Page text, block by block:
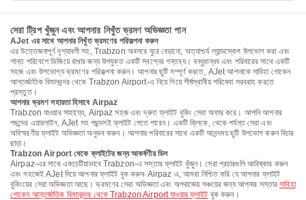
সেরা ট্রিপ খুঁজুন এবং আপনার নিখুঁত ভ্রমণ অভিজ্ঞতা পান
AJet এর সাথে আপনার নিখুঁত ভ্রমণের পরিকল্পনা করুন
এর উত্তেজনাপূর্ণ দৃশ্যাবলী সহ, Trabzon অবসরে ঘুরে বেড়ানো, অত্যাশ্চর্য ল্যান্ডস্কেপ উপভোগ করা এবং
শান্ত পরিবেশে ভিজিয়ে রাখার জন্য উপযুক্ত একটি স্বপ্নের গন্তব্য। বন্ধুবান্ধব এবং পরিবারের সাথে একটি
সহজ এবং উপভোগ্য ভ্রমণের পরিকল্পনা করুন। আপনার ছুটি সম্পূর্ণ করতে, AJet আপনাকে সাবিহা গোকেন
আন্তর্জাতিক বিমানবন্দর থেকে Trabzon Airport-এ নিয়ে গিয়ে শীর্ষস্থানীয় পরিষেবা সরবরাহ করতে
প্রস্তুত।
আপনার ভ্রমণ সহায়তা হিসাবে Airpaz
Trabzon যাওয়ার সাহায্যে, Airpaz সহজ এবং দ্রুত ফ্লাইট বুকিং সেবা অফার করে। আপনি আপনার
পছন্দের এয়ারলাইন, AJet সহ পছন্দসই ফ্লাইট পেতে পারেন। একটি ক্লিকে, থেকে পর্যন্ত সেরা এবং
অবিস্মরণীয় ফ্লাইট অভিজ্ঞতা অনুভব করুন। আপনার পরিবারের সাথে একটি আনন্দময় ছুটি উপভোগ করুন বিচার
ছাড়া।
Trabzon Airport থেকে ফ্লাইটের জন্য আকর্ষণীয় ডিল
Airpaz-এর সাথে একচেটিয়াভাবে Trabzon-এ সস্তার ফ্লাইট খুঁজুন। সেরা প্রচারগুলি আবিষ্কার করুন
এবং সহজেই AJet দিয়ে আপনার ফ্লাইট বুক করুন৷ Airpaz এ, আমরা নিশ্চিত করি যে আপনার ফ্লাইট
বুকিংয়ের সেরা অভিজ্ঞতা আছে। ভ্রমণের সেরা অভিজ্ঞতা এবং অপরাজেয় সঞ্চয়ের জন্য আপনার সস্তারসাবিহা
গোকেন আন্তর্জাতিক বিমানবন্দর থেকে Trabzon Airport যাওয়ার ফ্লাইট বুক করুন।